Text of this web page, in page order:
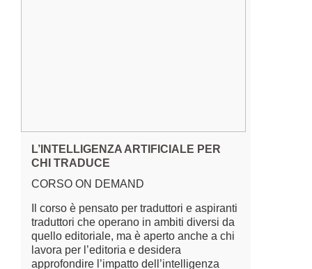
L’INTELLIGENZA ARTIFICIALE PER
CHI TRADUCE
CORSO ON DEMAND
Il corso è pensato per traduttori e aspiranti
traduttori che operano in ambiti diversi da
quello editoriale, ma è aperto anche a chi
lavora per l’editoria e desidera
approfondire l’impatto dell’intelligenza